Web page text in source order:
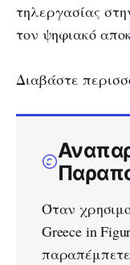
τηλεργασίας
τον ψηφιακό
Διαβάστε
Όταν
Greece in